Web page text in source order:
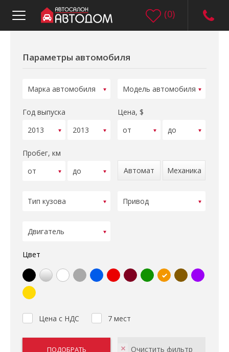
(0)
Параметры автомобиля
Год выпуска Цена, $
Пробег, км
Автомат
Механика
Цвет
Цена с НДС 7 мест